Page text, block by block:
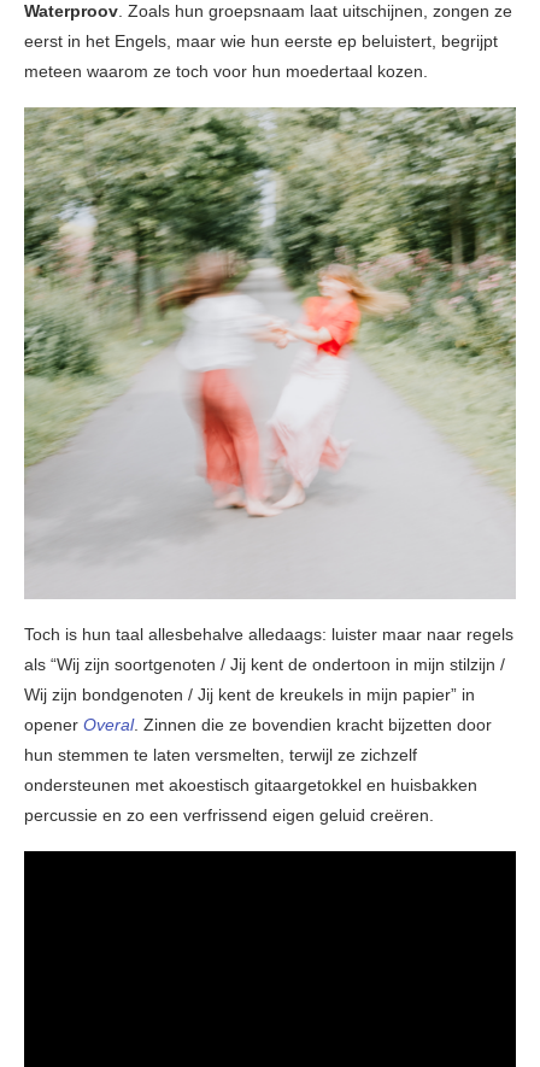
Waterproov. Zoals hun groepsnaam laat uitschijnen, zongen ze
eerst in het Engels, maar wie hun eerste ep beluistert, begrijpt
meteen waarom ze toch voor hun moedertaal kozen.
Toch is hun taal allesbehalve alledaags: luister maar naar regels
als “Wij zijn soortgenoten / Jij kent de ondertoon in mijn stilzijn /
Wij zijn bondgenoten / Jij kent de kreukels in mijn papier” in
opener Overal. Zinnen die ze bovendien kracht bijzetten door
hun stemmen te laten versmelten, terwijl ze zichzelf
ondersteunen met akoestisch gitaargetokkel en huisbakken
percussie en zo een verfrissend eigen geluid creëren.